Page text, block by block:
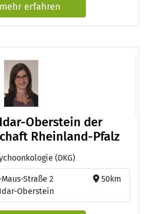
mehr erfahren
Oberstein der
Rheinland-Pfalz
(DKG)
Straße 2
Oberstein
50km